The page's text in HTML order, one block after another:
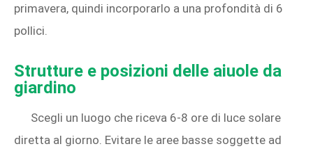
primavera, quindi incorporarlo a una profondità di 6
pollici.
Strutture e posizioni delle aiuole da
giardino
Scegli un luogo che riceva 6-8 ore di luce solare
diretta al giorno. Evitare le aree basse soggette ad